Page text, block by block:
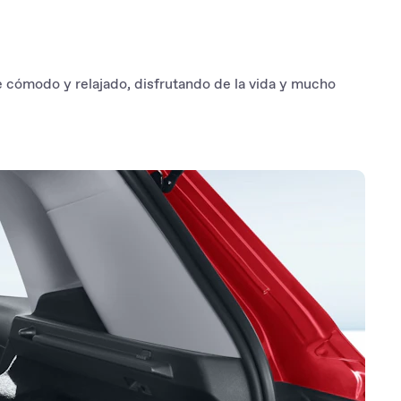
y relajado, disfrutando de la vida y mucho